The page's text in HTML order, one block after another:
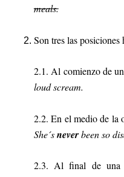
meals.
Son tres las posiciones
2.1. Al comienzo de
loud scream.
2.2. En el medio de la
She´sneverbeen so
2.3. Al final de